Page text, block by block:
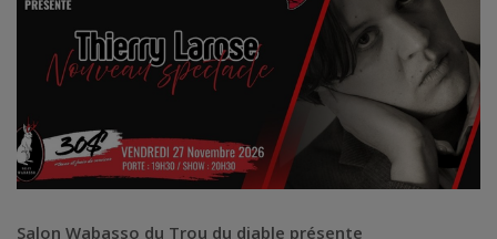
Salon Wabasso du Trou du diable présente